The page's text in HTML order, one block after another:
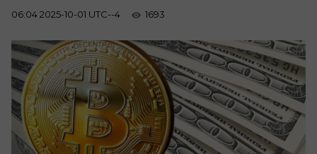
06:04 2025-10-01 UTC--4 1693